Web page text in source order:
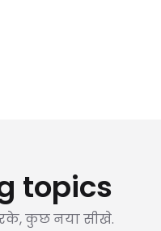
topics
कुछ नया सीखे.